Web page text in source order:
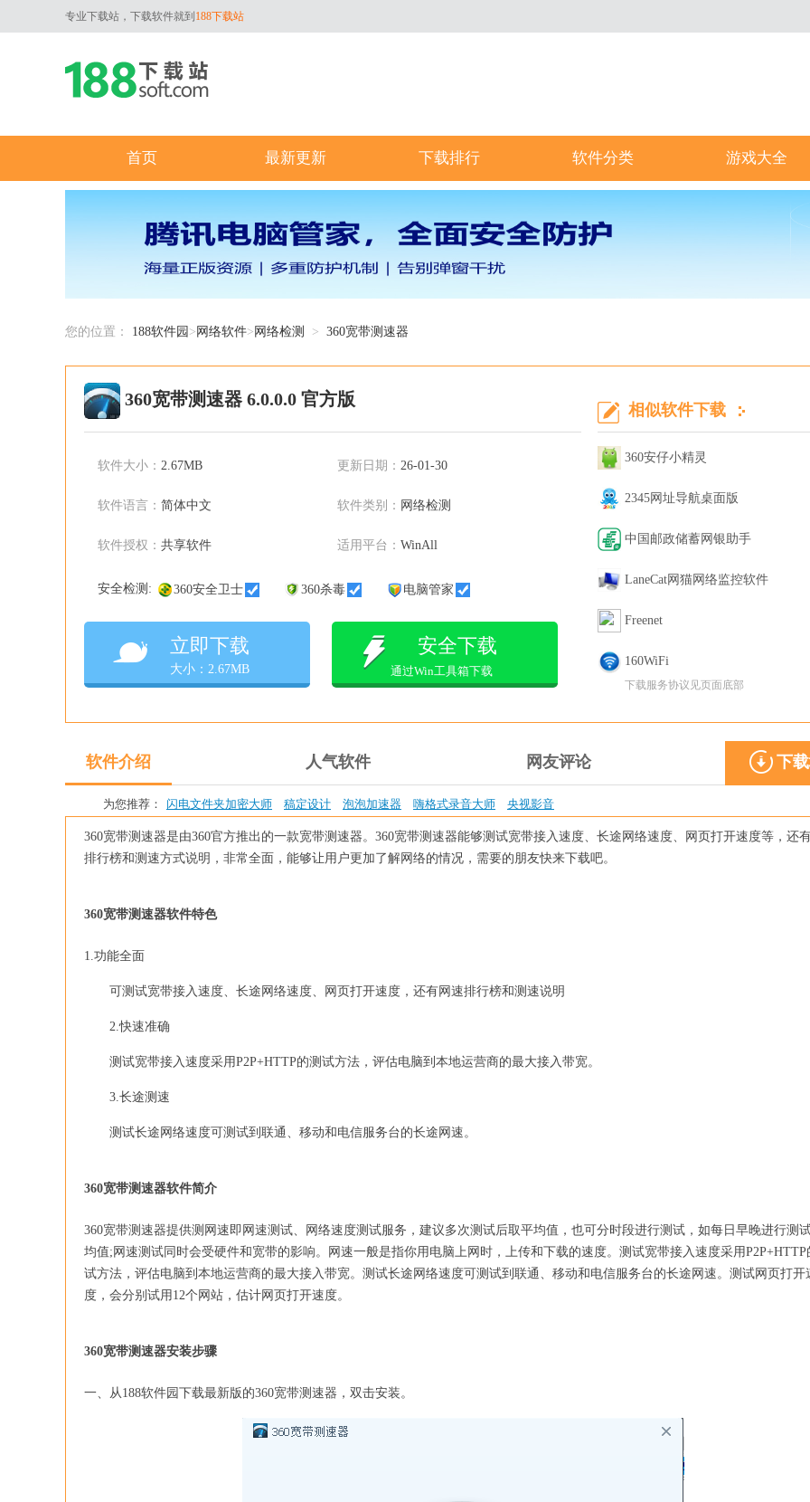
专业下载站，下载软件就到 188下载站
首页 最新更新 下载排行 软件分类 游戏大全
您的位置： 188软件园 > 网络软件> 网络检测 > 360宽带测速器
360宽带测速器 6.0.0.0 官方版
软件大小： 2.67MB 更新日期： 26-01-30
软件语言： 简体中文 软件类别： 网络检测
软件授权： 共享软件 适用平台： WinAll
安全检测: 360安全卫士 360杀毒 电脑管家
立即下载
大小：2.67MB
安全下载
通过Win工具箱下载
相似软件下载
360安仔小精灵
2345网址导航桌面版
中国邮政储蓄网银助手
LaneCat网猫网络监控软件
Freenet
160WiFi
下载服务协议见页面底部
软件介绍 人气软件 网友评论 下
为您推荐： 闪电文件夹加密大师 稿定设计 泡泡加速器 嗨格式录音大师 央视影音
360宽带测速器是由360官方推出的一款宽带测速器。360宽带测速器能够测试宽带接入速度、长途网络速度、网页打开速度等，还
排行榜和测速方式说明，非常全面，能够让用户更加了解网络的情况，需要的朋友快来下载吧。
360宽带测速器软件特色
1.功能全面
可测试宽带接入速度、长途网络速度、网页打开速度，还有网速排行榜和测速说明
2.快速准确
测试宽带接入速度采用P2P+HTTP的测试方法，评估电脑到本地运营商的最大接入带宽。
3.长途测速
测试长途网络速度可测试到联通、移动和电信服务台的长途网速。
360宽带测速器软件简介
360宽带测速器提供测网速即网速测试、网络速度测试服务，建议多次测试后取平均值，也可分时段进行测试，如每日早晚进行测
均值;网速测试同时会受硬件和宽带的影响。网速一般是指你用电脑上网时，上传和下载的速度。测试宽带接入速度采用P2P+HTTP
试方法，评估电脑到本地运营商的最大接入带宽。测试长途网络速度可测试到联通、移动和电信服务台的长途网速。测试网页打开
度，会分别试用12个网站，估计网页打开速度。
360宽带测速器安装步骤
一、从188软件园下载最新版的360宽带测速器，双击安装。